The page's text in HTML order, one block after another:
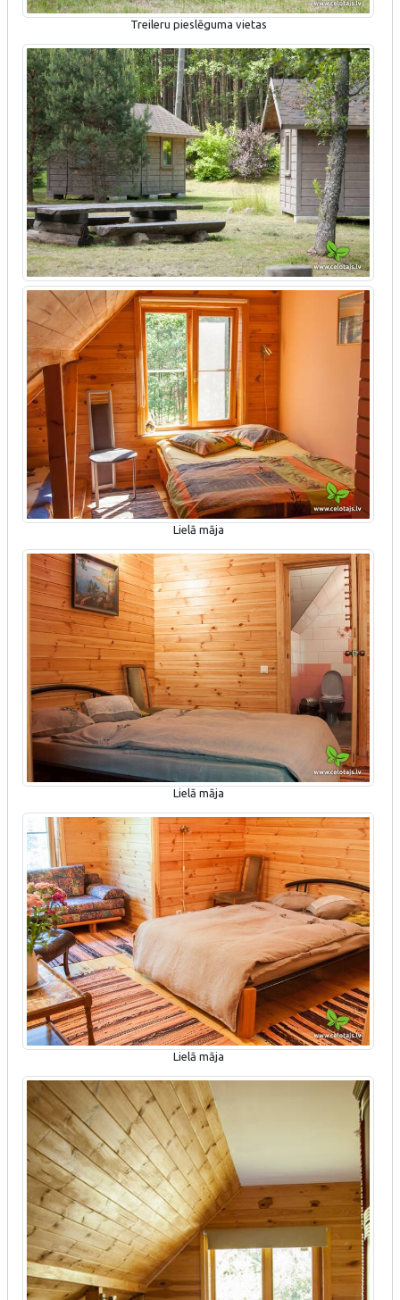
Treileru pieslēguma vietas
Lielā māja
Lielā māja
Lielā māja